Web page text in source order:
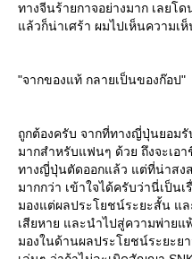
ทางจีนร้ายกาจอย่างมาก เลยโ
ล้วก็น่าเศร้า ผมไปเห็นความเ
"จากของแท้ กลายเป็นของก๊อป"
ถูกต้องครับ จากที่ทางญี่ปุ่นยอม
มากสำหรับแฟนๆ ด้วย ถึงจะเอ
ทางญี่ปุ่นตัดออกแล้ว แต่ที่น่าสง
มากกว่า เข้าใจได้ครับว่านี่เป็น
มองแต่ผลประโยชน์ระยะสั้น แ
เสียหาย และนำไปสู่ความพ่ายแ
มองในด้านผลประโยชน์ระยะย